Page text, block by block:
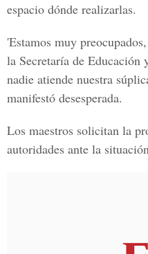
espacio dónde realizarlas.
'Estamos muy
la Secretaría de
nadie atiende nuestra
manifestó desesperada.
Los maestros solicitan la
autoridades ante la